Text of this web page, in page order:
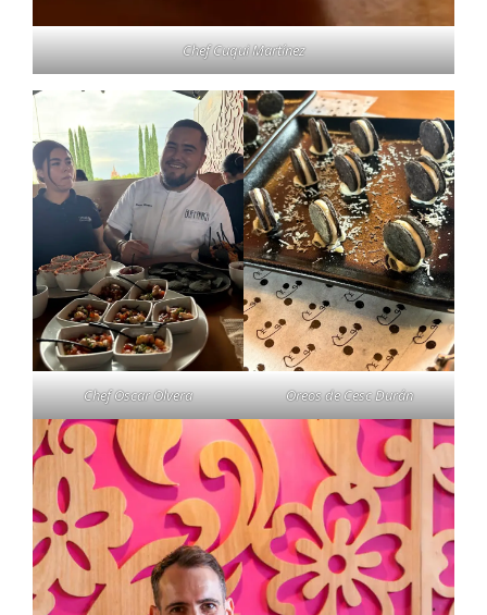
Chef Cuqui Martínez
Chef Oscar Olvera Oreos de Cesc Durán